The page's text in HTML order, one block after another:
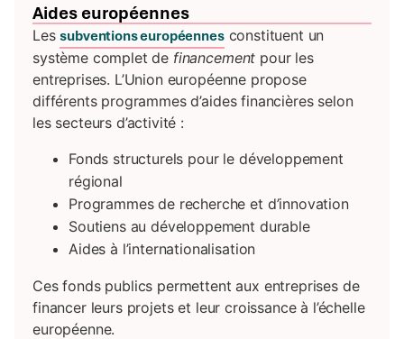
aides européennes
Lessubventions européennesconstituent un
système complet de financement pour les
entreprises. L’Union européenne propose
différents programmes d’aides financières selon
les secteurs d’activité :
Fonds structurels pour le développement
régional
Programmes de recherche et d’innovation
Soutiens au développement durable
Aides à l’internationalisation
Ces fonds publics permettent aux entreprises de
financer leurs projets et leur croissance à l’échelle
européenne.